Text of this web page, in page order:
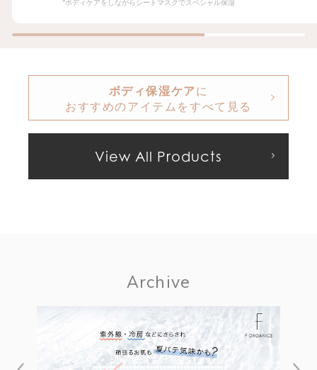
*ボディケアをしながらシートマスクでスペシャル保湿
ボディ保湿ケアに
おすすめのアイテムをすべて見る
View All Products
Archive